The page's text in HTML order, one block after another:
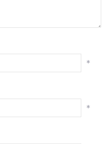
*
*